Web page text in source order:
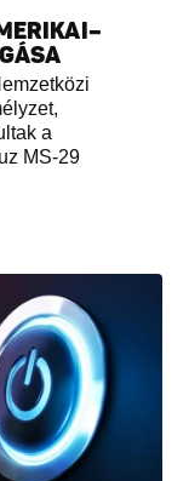
a
MS-29